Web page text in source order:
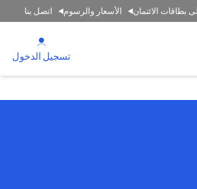
الائتمان الأسعار والرسوم اتصل بنا
تسجيل الدخول